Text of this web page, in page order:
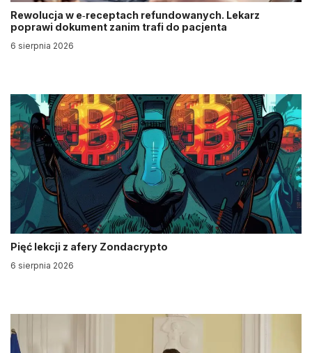
Rewolucja w e‑receptach refundowanych. Lekarz
poprawi dokument zanim trafi do pacjenta
6 sierpnia 2026
Pięć lekcji z afery Zondacrypto
6 sierpnia 2026